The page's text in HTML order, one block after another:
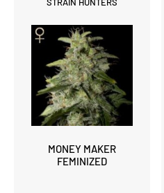
MONEY MAKER
FEMINIZED